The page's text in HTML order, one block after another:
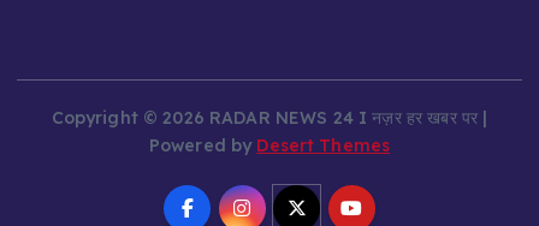
Powered byDesert Themes